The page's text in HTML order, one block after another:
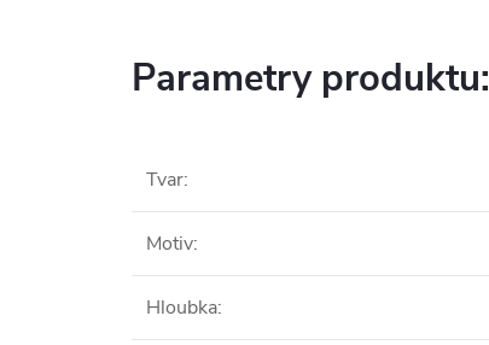
Parametry produktu:
Tvar:
Motiv:
Hloubka: